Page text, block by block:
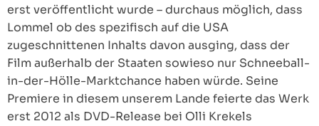
erst veröffentlicht wurde – durchaus möglich, dass
Lommel ob des spezifisch auf die USA
zugeschnittenen Inhalts davon ausging, dass der
Film außerhalb der Staaten sowieso nur Schneeball-
in-der-Hölle-Marktchance haben würde. Seine
Premiere in diesem unserem Lande feierte das Werk
erst 2012 als DVD-Release bei Olli Krekels